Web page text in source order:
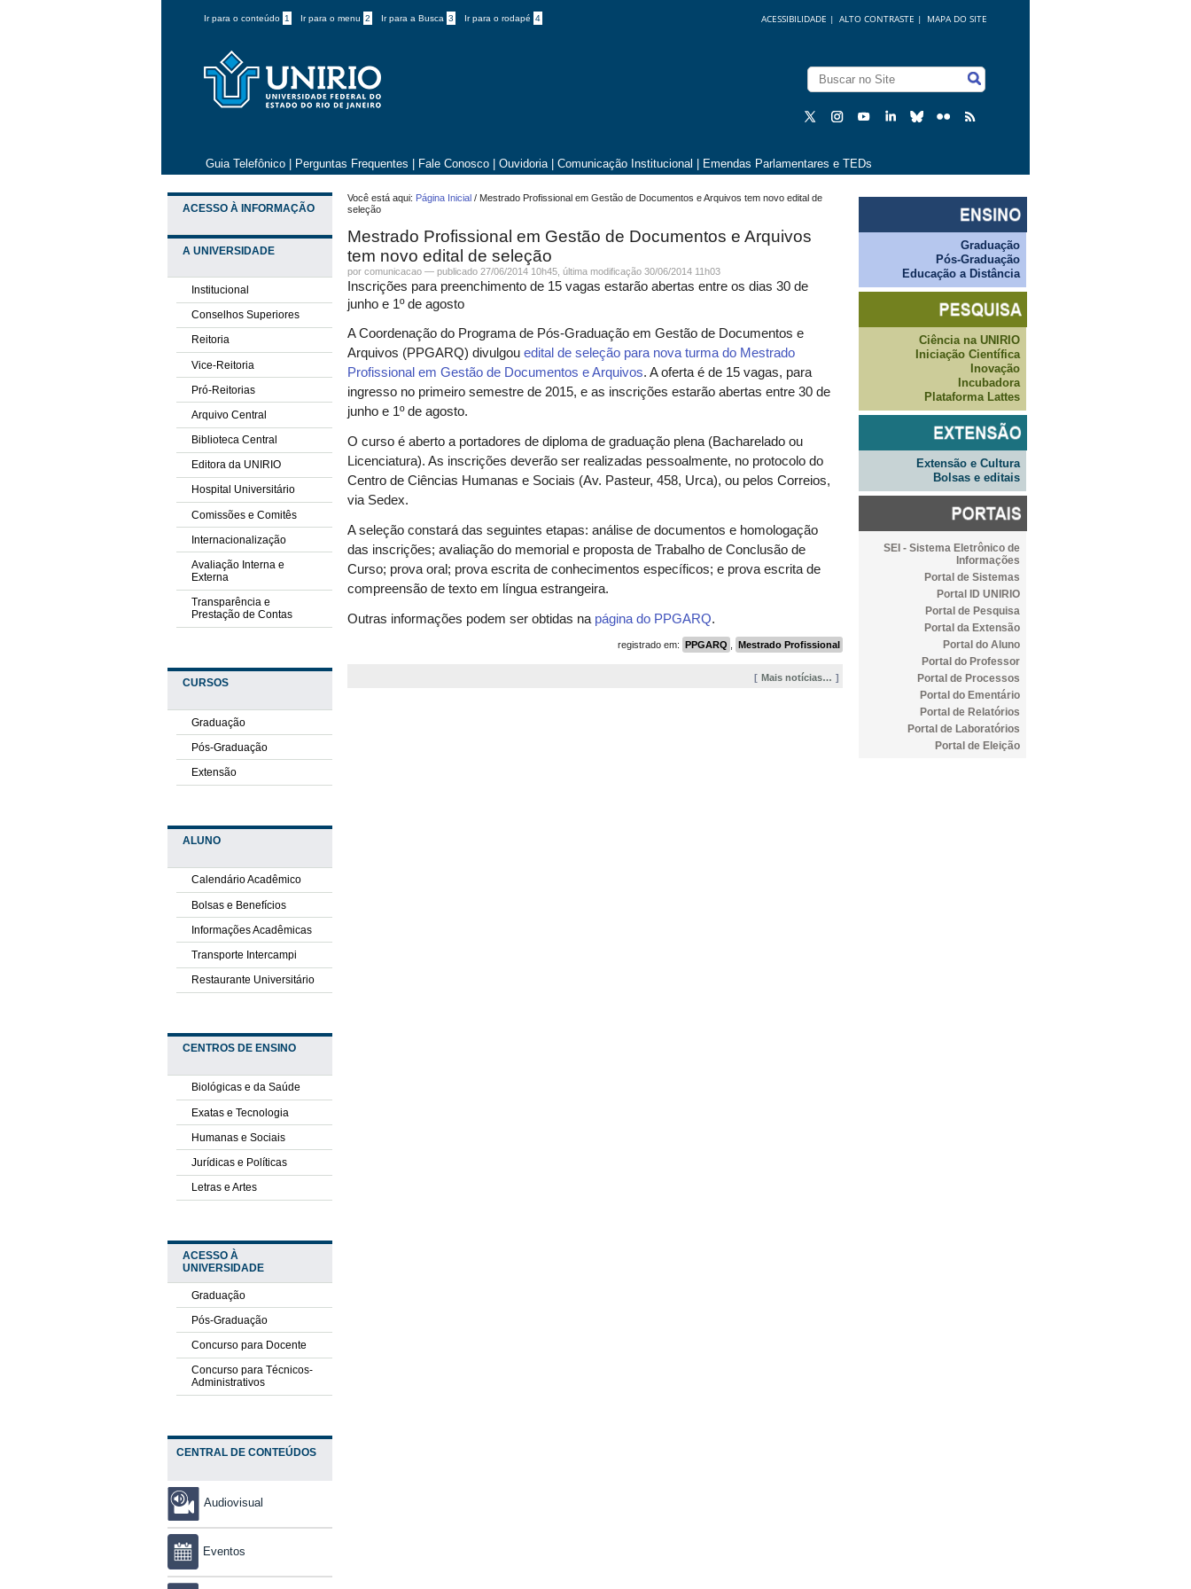
Ir para o conteúdo 1 Ir para o menu 2 Ir para a Busca 3 Ir para o rodapé 4 MAPA DO SITE
ALTO CONTRASTE |
ACESSIBILIDADE |
Guia Telefônico Perguntas Frequentes Fale Conosco Ouvidoria Comunicação Institucional Emendas Parlamentares e TEDs
ACESSO À INFORMAÇÃO
A UNIVERSIDADE
Institucional
Conselhos Superiores
Reitoria
Vice-Reitoria
Pró-Reitorias
Arquivo Central
Biblioteca Central
Editora da UNIRIO
Hospital Universitário
Comissões e Comitês
Internacionalização
Avaliação Interna e
Externa
Transparência e
Prestação de Contas
CURSOS
Graduação
Pós-Graduação
Extensão
ALUNO
Calendário Acadêmico
Bolsas e Benefícios
Informações Acadêmicas
Transporte Intercampi
Restaurante Universitário
CENTROS DE ENSINO
Biológicas e da Saúde
Exatas e Tecnologia
Humanas e Sociais
Jurídicas e Políticas
Letras e Artes
ACESSO À
UNIVERSIDADE
Graduação
Pós-Graduação
Concurso para Docente
Concurso para Técnicos-
Administrativos
CENTRAL DE CONTEÚDOS
Audiovisual
Eventos
Você está aqui: Página Inicial / Mestrado Profissional em Gestão de Documentos e Arquivos tem novo edital de
seleção
Mestrado Profissional em Gestão de Documentos e Arquivos
tem novo edital de seleção
por comunicacao —publicado 27/06/2014 10h45,última modificação 30/06/2014 11h03
Inscrições para preenchimento de 15 vagas estarão abertas entre os dias 30 de
junho e 1º de agosto
A Coordenação do Programa de Pós-Graduação em Gestão de Documentos e
Arquivos (PPGARQ) divulgouedital de seleção para nova turma do Mestrado
Profissional em Gestão de Documentos e Arquivos. A oferta é de 15 vagas, para
ingresso no primeiro semestre de 2015, e as inscrições estarão abertas entre 30 de
junho e 1º de agosto.
O curso é aberto a portadores de diploma de graduação plena (Bacharelado ou
Licenciatura). As inscrições deverão ser realizadas pessoalmente, no protocolo do
Centro de Ciências Humanas e Sociais (Av. Pasteur, 458, Urca), ou pelos Correios,
via Sedex.
A seleção constará das seguintes etapas: análise de documentos e homologação
das inscrições; avaliação do memorial e proposta de Trabalho de Conclusão de
Curso; prova oral; prova escrita de conhecimentos específicos; e prova escrita de
compreensão de texto em língua estrangeira.
Outras informações podem ser obtidas na página do PPGARQ.
registrado em: PPGARQ Mestrado Profissional
Mais notícias…
Graduação
Pós-Graduação
Educação a Distância
Ciência na UNIRIO
Iniciação Científica
Inovação
Incubadora
Plataforma Lattes
Extensão e Cultura
Bolsas e editais
SEI - Sistema Eletrônico de
Informações
Portal de Sistemas
Portal ID UNIRIO
Portal de Pesquisa
Portal da Extensão
Portal do Aluno
Portal do Professor
Portal de Processos
Portal do Ementário
Portal de Relatórios
Portal de Laboratórios
Portal de Eleição